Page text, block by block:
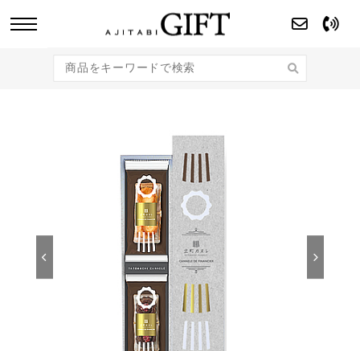
のギフト商品をご提案します。